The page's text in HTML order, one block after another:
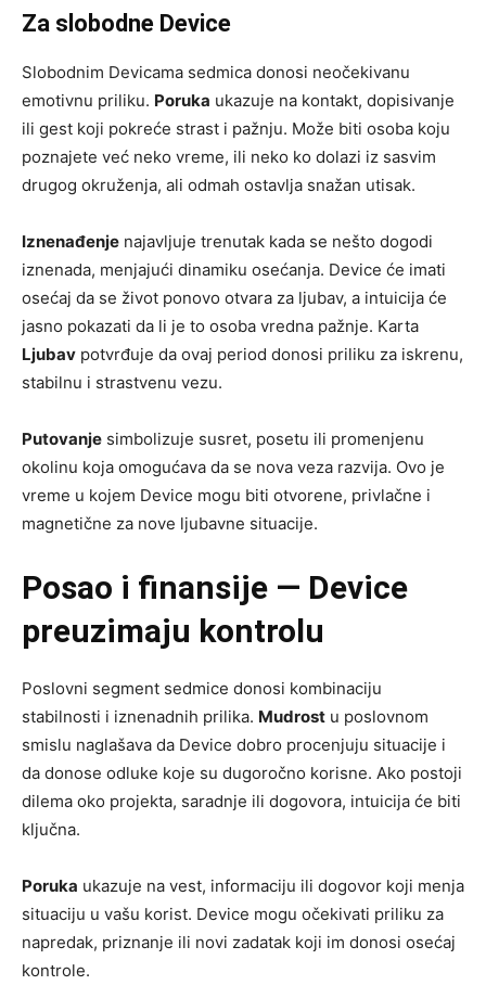
Za slobodne Device
Slobodnim Devicama sedmica donosi neočekivanu
emotivnu priliku. Poruka ukazuje na kontakt, dopisivanje
ili gest koji pokreće strast i pažnju. Može biti osoba koju
poznajete već neko vreme, ili neko ko dolazi iz sasvim
drugog okruženja, ali odmah ostavlja snažan utisak.
Iznenađenje najavljuje trenutak kada se nešto dogodi
iznenada, menjajući dinamiku osećanja. Device će imati
osećaj da se život ponovo otvara za ljubav, a intuicija će
jasno pokazati da li je to osoba vredna pažnje. Karta
Ljubav potvrđuje da ovaj period donosi priliku za iskrenu,
stabilnu i strastvenu vezu.
Putovanje simbolizuje susret, posetu ili promenjenu
okolinu koja omogućava da se nova veza razvija. Ovo je
vreme u kojem Device mogu biti otvorene, privlačne i
magnetične za nove ljubavne situacije.
Posao i finansije — Device
preuzimaju kontrolu
Poslovni segment sedmice donosi kombinaciju
stabilnosti i iznenadnih prilika. Mudrost u poslovnom
smislu naglašava da Device dobro procenjuju situacije i
da donose odluke koje su dugoročno korisne. Ako postoji
dilema oko projekta, saradnje ili dogovora, intuicija će biti
ključna.
Poruka ukazuje na vest, informaciju ili dogovor koji menja
situaciju u vašu korist. Device mogu očekivati priliku za
napredak, priznanje ili novi zadatak koji im donosi osećaj
kontrole.